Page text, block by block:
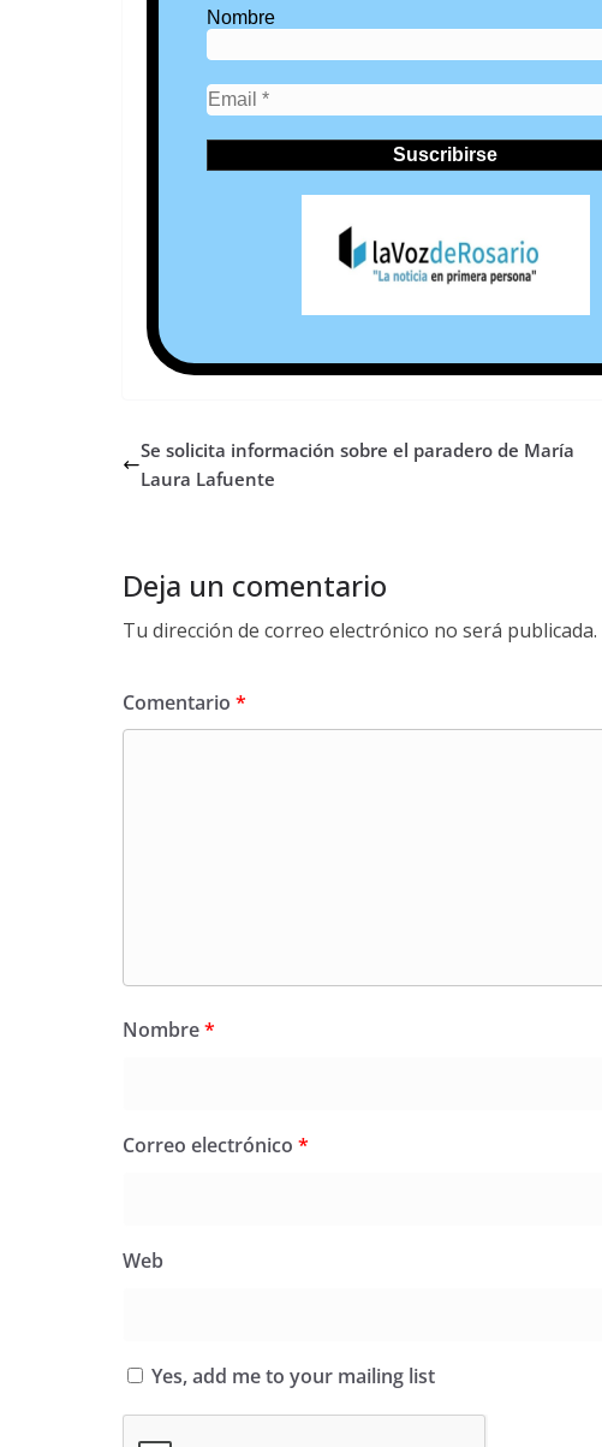
Nombre
Se solicita información sobre el paradero de María
Laura Lafuente
Deja un comentario
Tu dirección de correo electrónico no será publicada.
Comentario *
Nombre*
Correo electrónico *
Web
Yes, add me to your mailing list